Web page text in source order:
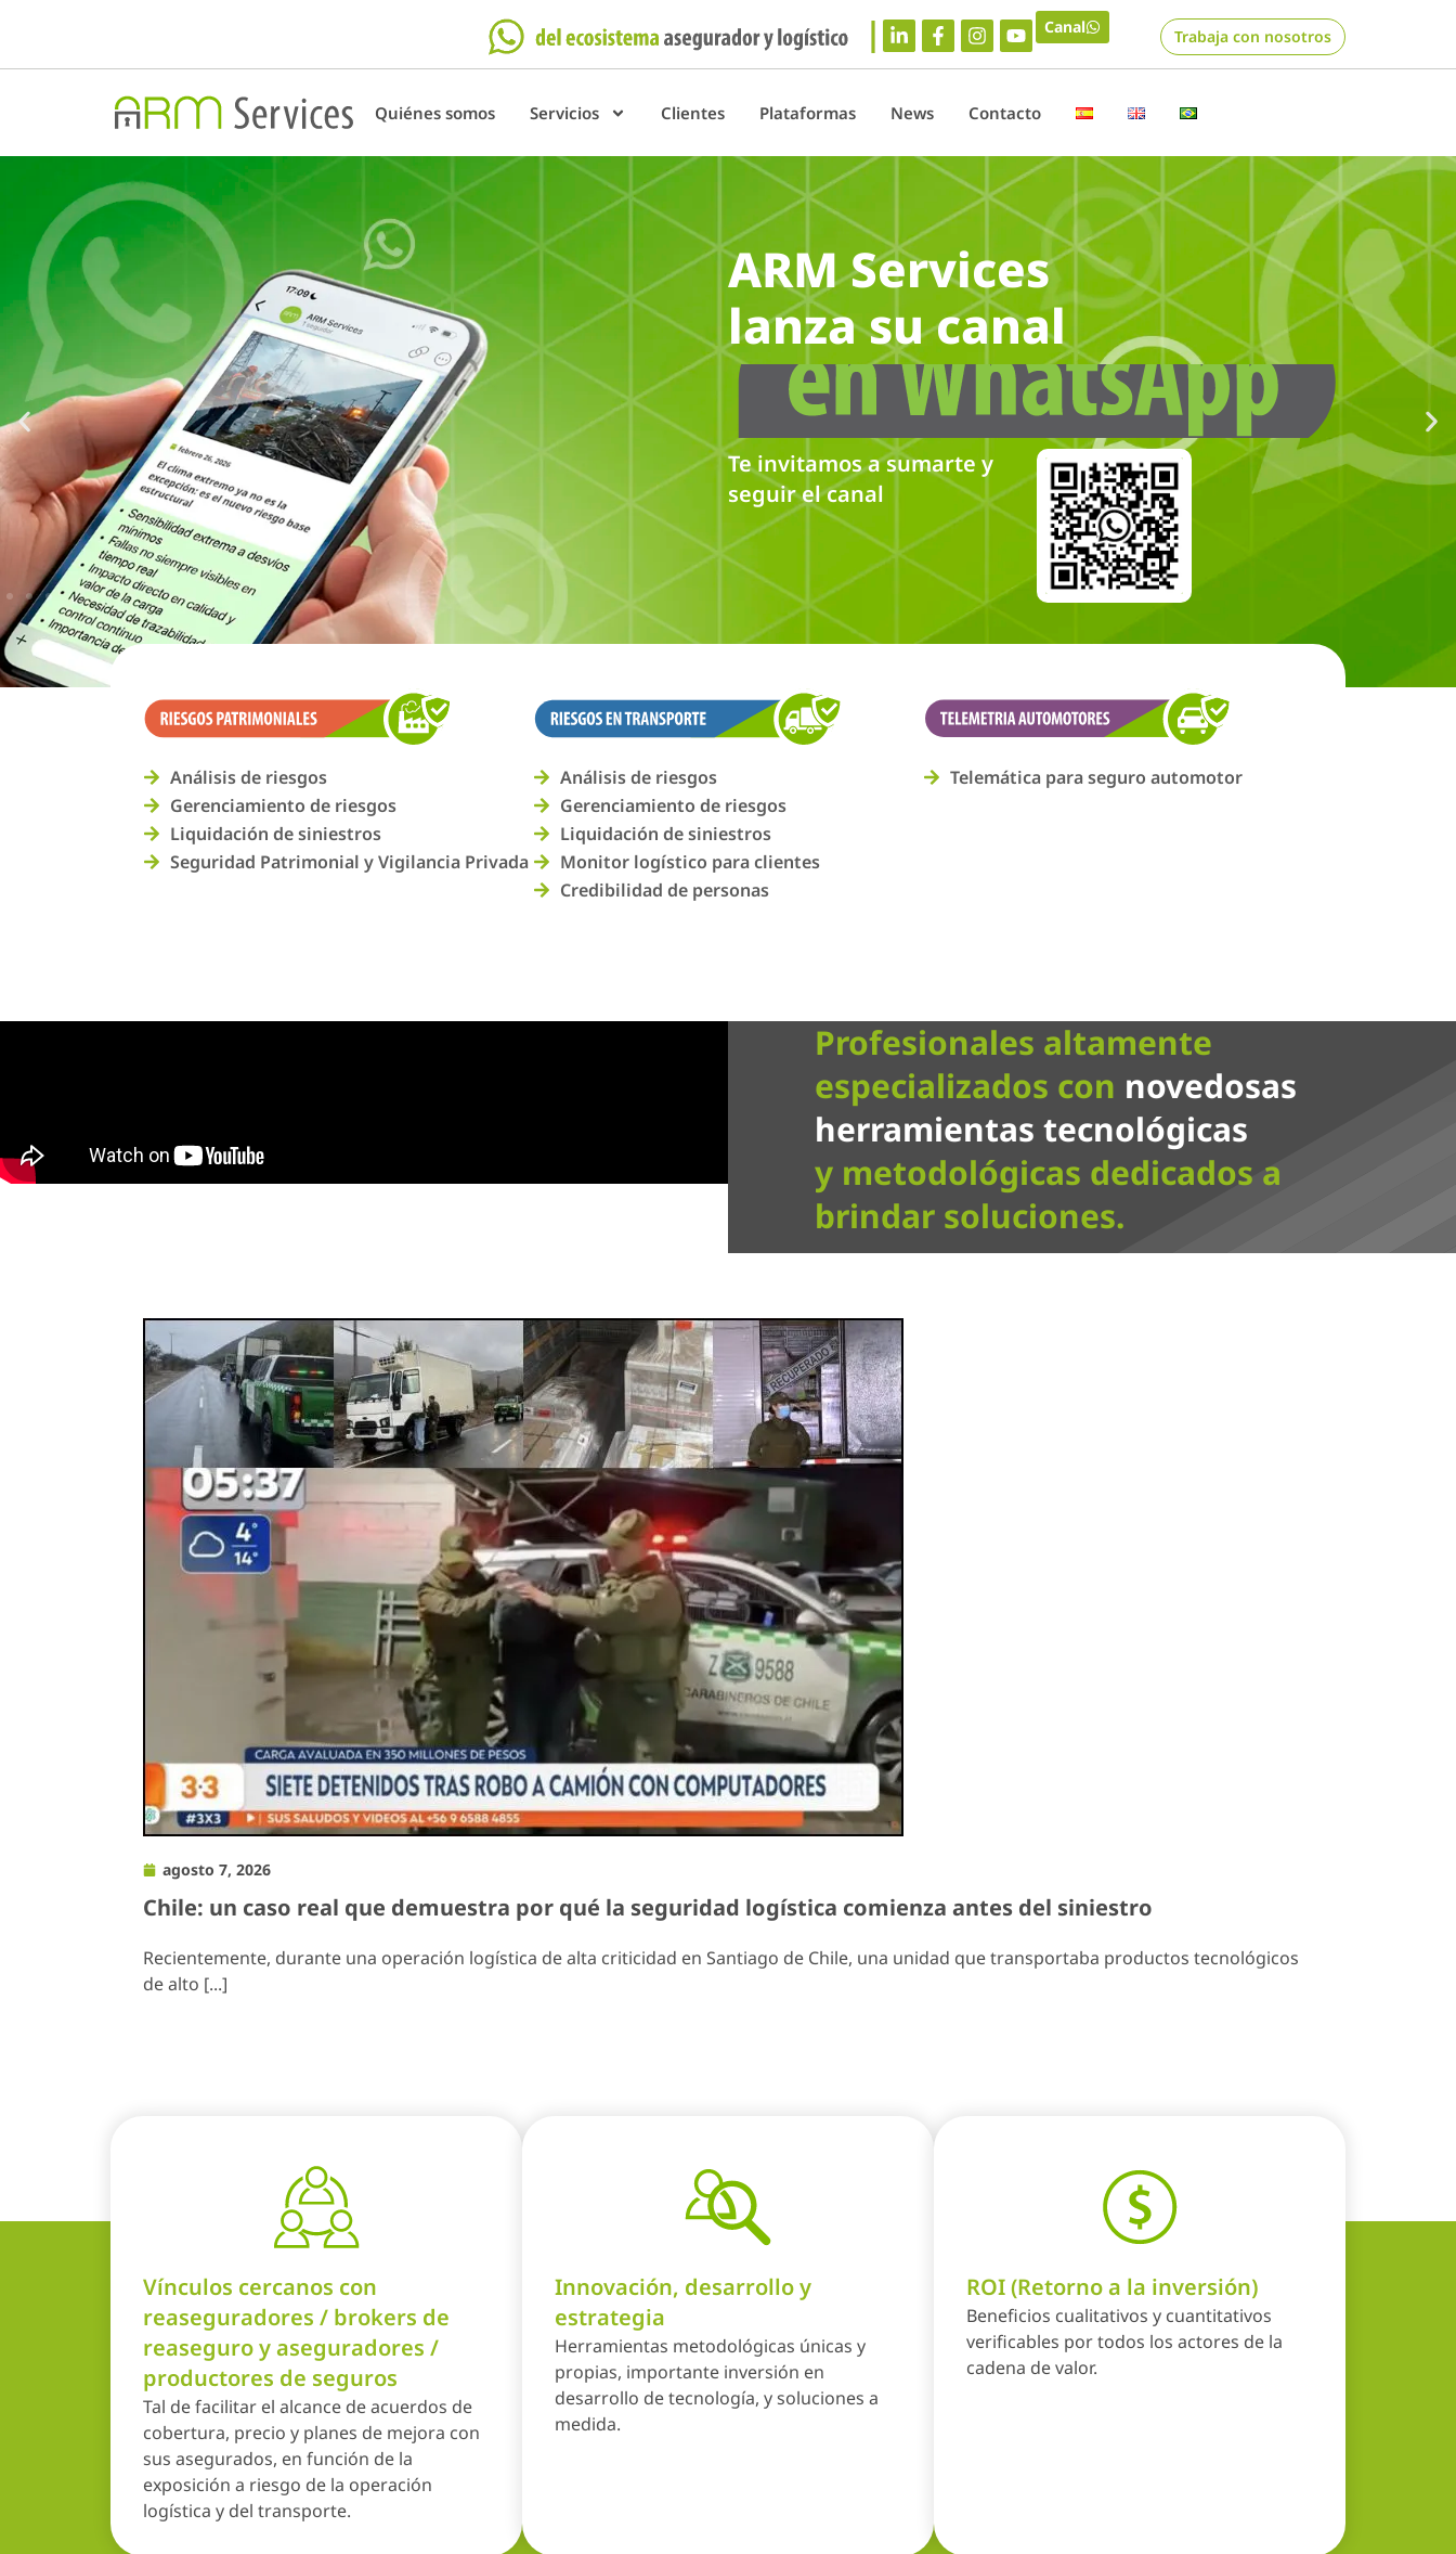
Canal Trabaja con nosotros
Quiénes somos Servicios Clientes Plataformas News Contacto
Análisis de riesgos
Gerenciamiento de riesgos
Liquidación de siniestros
Seguridad Patrimonial y Vigilancia Privada
Análisis de riesgos
Gerenciamiento de riesgos
Liquidación de siniestros
Monitor logístico para clientes
Credibilidad de personas
Telemática para seguro automotor
Profesionales altamente
especializados con novedosas
herramientas tecnológicas
y metodológicas dedicados a
brindar soluciones.
agosto 7, 2026
Chile: un caso real que demuestra por qué la seguridad logística comienza antes del siniestro
Recientemente, durante una operación logística de alta criticidad en Santiago de Chile, una unidad que transportaba productos tecnológicos
de alto [...]
Vínculos cercanos con
reaseguradores / brokers de
reaseguro y aseguradores /
productores de seguros
Tal de facilitar el alcance de acuerdos de
cobertura, precio y planes de mejora con
sus asegurados, en función de la
exposición a riesgo de la operación
logística y del transporte.
Innovación, desarrollo y
estrategia
Herramientas metodológicas únicas y
propias, importante inversión en
desarrollo de tecnología, y soluciones a
medida.
ROI (Retorno a la inversión)
Beneficios cualitativos y cuantitativos
verificables por todos los actores de la
cadena de valor.